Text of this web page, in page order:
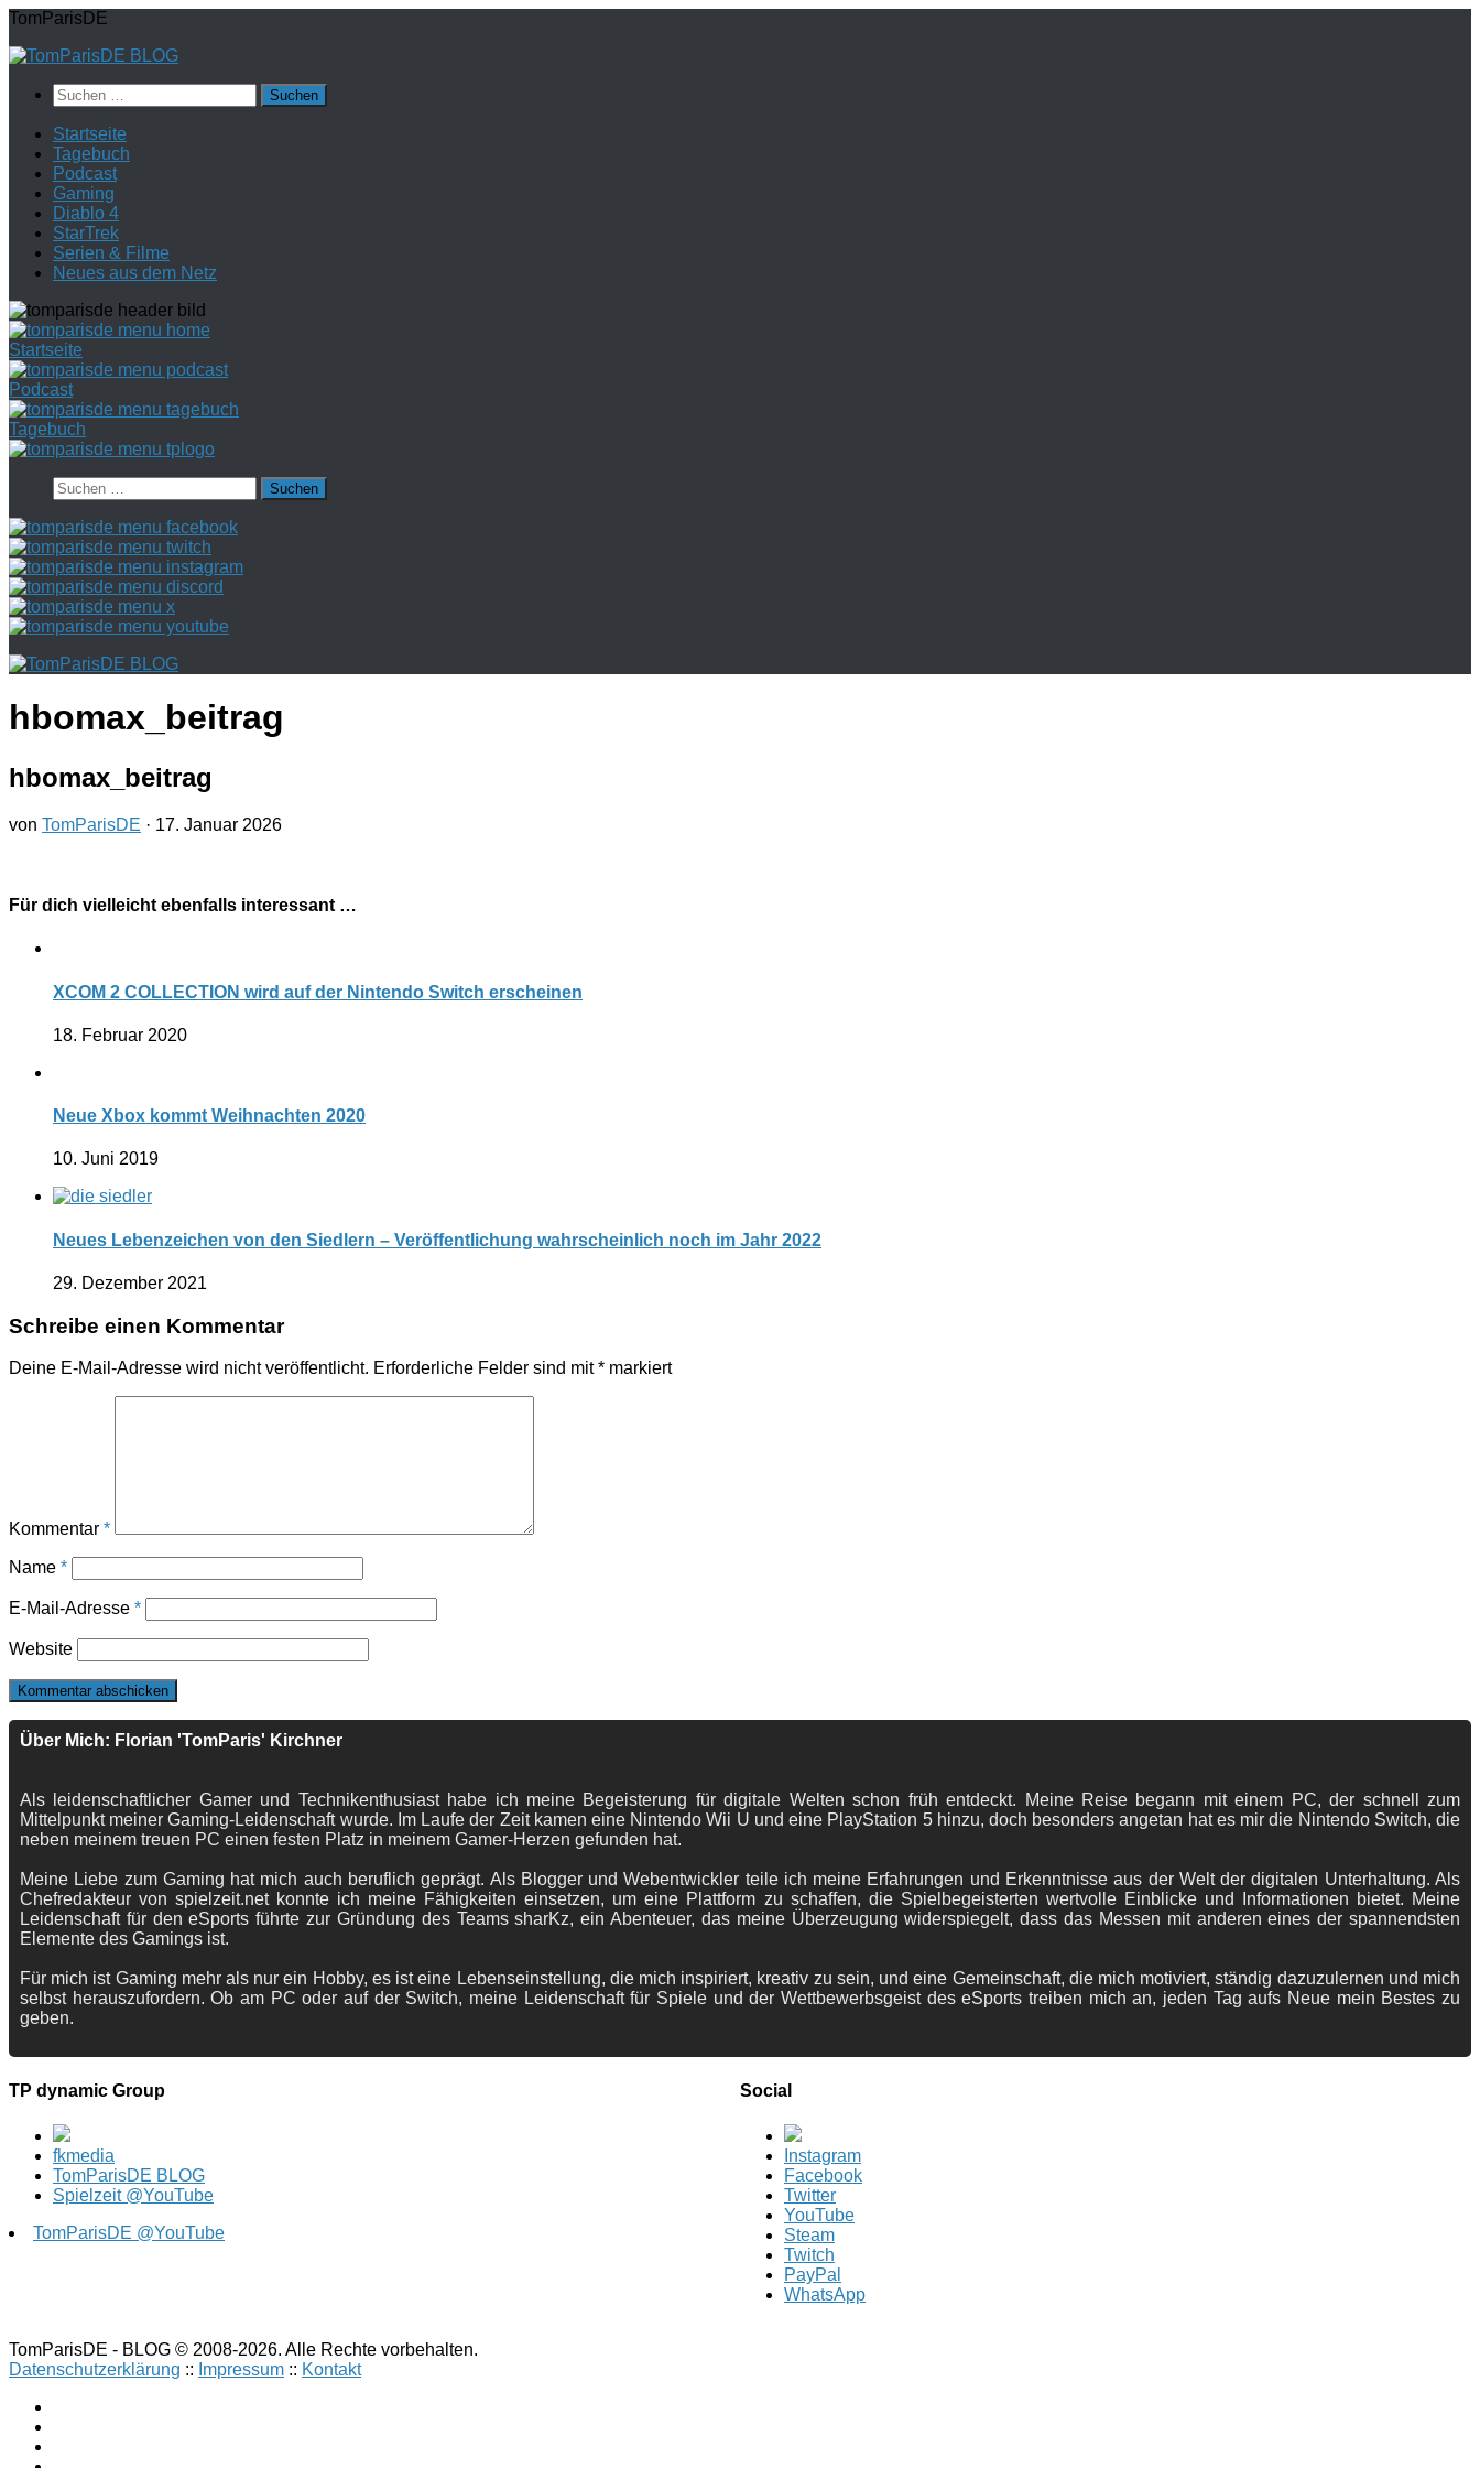
Zum
springen
TomParisDE
Suchen
nach:
Startseite
Tagebuch
Podcast
Gaming
Diablo 4
StarTrek
Serien & Filme
Neues aus dem Netz
Startseite
Podcast
Tagebuch
Suchen
nach:
hbomax_beitrag
hbomax_beitrag
von TomParisDE · 17. Januar 2026
Für dich vielleicht ebenfalls interessant …
XCOM 2 COLLECTION wird auf der Nintendo Switch erscheinen
18. Februar 2020
Neue Xbox kommt Weihnachten 2020
10. Juni 2019
Neues Lebenzeichen von den Siedlern – Veröffentlichung wahrscheinlich noch im Jahr 2022
29. Dezember 2021
Schreibe einen Kommentar
Deine E-Mail-Adresse wird nicht veröffentlicht. Erforderliche Felder sind mit* markiert
Kommentar *
Name *
E-Mail-Adresse *
Website
Über Mich: Florian 'TomParis' Kirchner
Als leidenschaftlicher Gamer und Technikenthusiast habe ich meine Begeisterung für digitale Welten schon früh entdeckt. Meine Reise begann mit einem PC, der schnell zum
Mittelpunkt meiner Gaming-Leidenschaft wurde. Im Laufe der Zeit kamen eine Nintendo Wii U und eine PlayStation 5 hinzu, doch besonders angetan hat es mir die Nintendo Switch, die
neben meinem treuen PC einen festen Platz in meinem Gamer-Herzen gefunden hat.
Meine Liebe zum Gaming hat mich auch beruflich geprägt. Als Blogger und Webentwickler teile ich meine Erfahrungen und Erkenntnisse aus der Welt der digitalen Unterhaltung. Als
Chefredakteur von spielzeit.net konnte ich meine Fähigkeiten einsetzen, um eine Plattform zu schaffen, die Spielbegeisterten wertvolle Einblicke und Informationen bietet. Meine
Leidenschaft für den eSports führte zur Gründung des Teams sharKz, ein Abenteuer, das meine Überzeugung widerspiegelt, dass das Messen mit anderen eines der spannendsten
Elemente des Gamings ist.
Für mich ist Gaming mehr als nur ein Hobby, es ist eine Lebenseinstellung, die mich inspiriert, kreativ zu sein, und eine Gemeinschaft, die mich motiviert, ständig dazuzulernen und mich
selbst herauszufordern. Ob am PC oder auf der Switch, meine Leidenschaft für Spiele und der Wettbewerbsgeist des eSports treiben mich an, jeden Tag aufs Neue mein Bestes zu
geben.
TP dynamic Group
fkmedia
TomParisDE BLOG
Spielzeit @YouTube
TomParisDE @YouTube
Social
Instagram
Facebook
Twitter
YouTube
Steam
Twitch
PayPal
WhatsApp
TomParisDE - BLOG © 2008-2026. Alle Rechte vorbehalten.
Datenschutzerklärung :: Impressum :: Kontakt